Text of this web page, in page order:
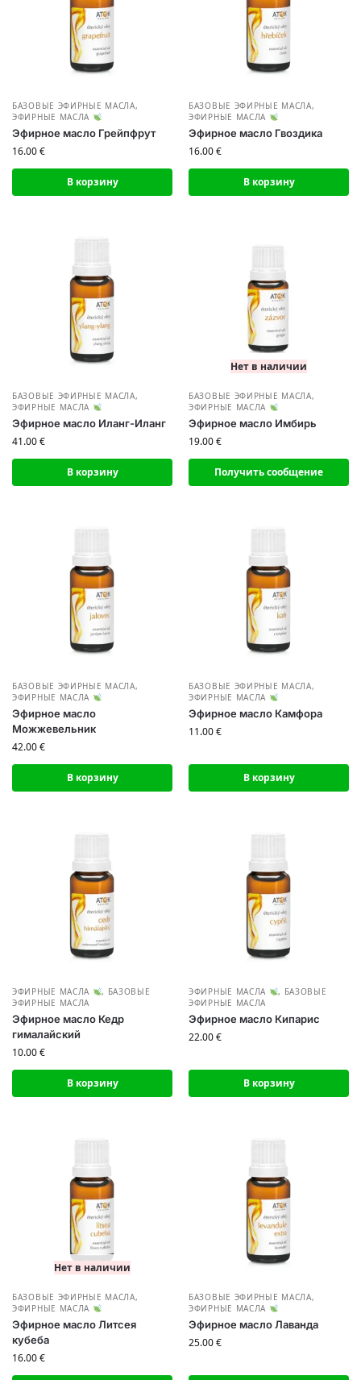
БАЗОВЫЕ ЭФИРНЫЕ МАСЛА,
ЭФИРНЫЕ МАСЛА
Эфирное масло Грейпфрут
16.00€
В корзину
БАЗОВЫЕ ЭФИРНЫЕ МАСЛА,
ЭФИРНЫЕ МАСЛА
Эфирное масло Гвоздика
16.00€
В корзину
БАЗОВЫЕ ЭФИРНЫЕ МАСЛА,
ЭФИРНЫЕ МАСЛА
Эфирное масло Иланг-Иланг
41.00€
В корзину
Нет в наличии
БАЗОВЫЕ ЭФИРНЫЕ МАСЛА,
ЭФИРНЫЕ МАСЛА
Эфирное масло Имбирь
19.00€
Получить сообщение
БАЗОВЫЕ ЭФИРНЫЕ МАСЛА,
ЭФИРНЫЕ МАСЛА
Эфирное масло
Можжевельник
42.00€
В корзину
БАЗОВЫЕ ЭФИРНЫЕ МАСЛА,
ЭФИРНЫЕ МАСЛА
Эфирное масло Камфора
11.00€
В корзину
ЭФИРНЫЕ МАСЛА , БАЗОВЫЕ
ЭФИРНЫЕ МАСЛА
Эфирное масло Кедр
гималайский
10.00€
В корзину
ЭФИРНЫЕ МАСЛА , БАЗОВЫЕ
ЭФИРНЫЕ МАСЛА
Эфирное масло Кипарис
22.00€
В корзину
Нет в наличии
БАЗОВЫЕ ЭФИРНЫЕ МАСЛА,
ЭФИРНЫЕ МАСЛА
Эфирное масло Литсея
кубеба
16.00€
БАЗОВЫЕ ЭФИРНЫЕ МАСЛА,
ЭФИРНЫЕ МАСЛА
Эфирное масло Лаванда
25.00€